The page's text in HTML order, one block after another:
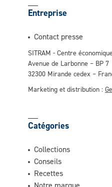
Entreprise
Contact presse
SITRAM - Centre
Avenue de Larbonne – BP 7
32300 Mirande cedex –
Marketing et distribution :
Catégories
Collections
Conseils
Recettes
Notre marque